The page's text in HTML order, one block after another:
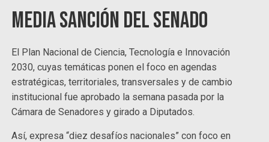
Media sanción del Senado
El Plan Nacional de Ciencia, Tecnología e Innovación
2030, cuyas temáticas ponen el foco en agendas
estratégicas, territoriales, transversales y de cambio
institucional fue aprobado la semana pasada por la
Cámara de Senadores y girado a Diputados.
Así, expresa “diez desafíos nacionales” con foco en